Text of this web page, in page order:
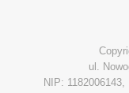
ul.
NIP: